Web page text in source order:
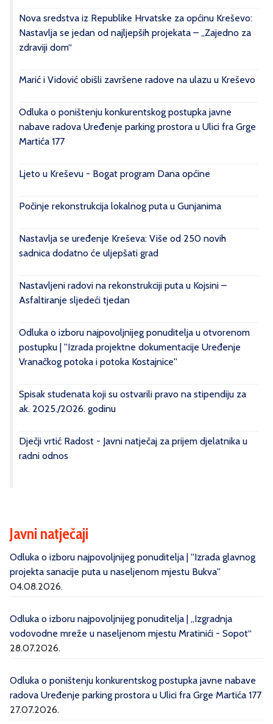
Nova sredstva iz Republike Hrvatske za općinu Kreševo:
Nastavlja se jedan od najljepših projekata – „Zajedno za
zdraviji dom“
Marić i Vidović obišli završene radove na ulazu u Kreševo
Odluka o poništenju konkurentskog postupka javne
nabave radova Uređenje parking prostora u Ulici fra Grge
Martića 177
Ljeto u Kreševu - Bogat program Dana općine
Počinje rekonstrukcija lokalnog puta u Gunjanima
Nastavlja se uređenje Kreševa: Više od 250 novih
sadnica dodatno će uljepšati grad
Nastavljeni radovi na rekonstrukciji puta u Kojsini –
Asfaltiranje sljedeći tjedan
Odluka o izboru najpovoljnijeg ponuditelja u otvorenom
postupku | ''Izrada projektne dokumentacije Uređenje
Vranačkog potoka i potoka Kostajnice''
Spisak studenata koji su ostvarili pravo na stipendiju za
ak. 2025./2026. godinu
Dječji vrtić Radost - Javni natječaj za prijem djelatnika u
radni odnos
Javni natječaji
Odluka o izboru najpovoljnijeg ponuditelja | ''Izrada glavnog
projekta sanacije puta u naseljenom mjestu Bukva''
04.08.2026.
Odluka o izboru najpovoljnijeg ponuditelja | „Izgradnja
vodovodne mreže u naseljenom mjestu Mratinići - Sopot“
28.07.2026.
Odluka o poništenju konkurentskog postupka javne nabave
radova Uređenje parking prostora u Ulici fra Grge Martića 177
27.07.2026.